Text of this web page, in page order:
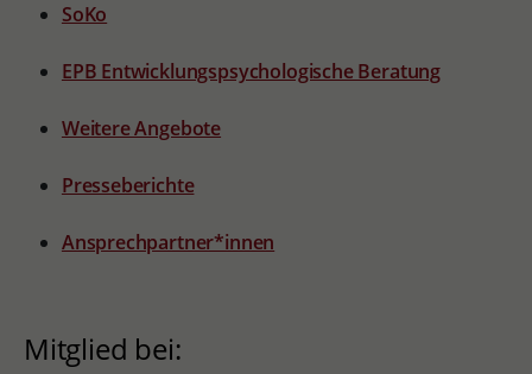
SoKo
EPB Entwicklungspsychologische Beratung
Weitere Angebote
Presseberichte
Ansprechpartner*innen
Mitglied bei: